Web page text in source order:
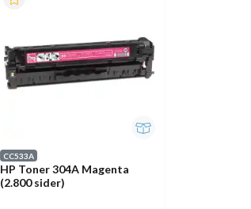
CC533A
HP Toner 304A Magenta
(2.800 sider)